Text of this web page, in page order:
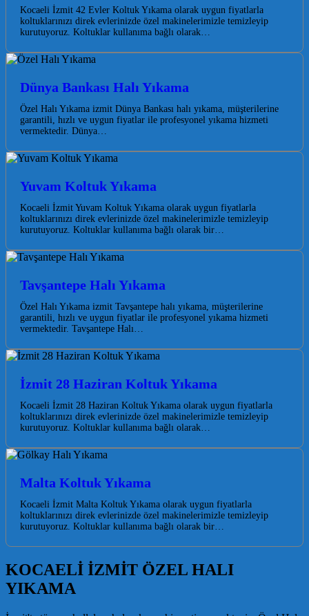
Kocaeli İzmit 42 Evler Koltuk Yıkama olarak uygun fiyatlarla
koltuklarınızı direk evlerinizde özel makinelerimizle temizleyip
kurutuyoruz. Koltuklar kullanıma bağlı olarak…
Dünya Bankası Halı Yıkama
Özel Halı Yıkama izmit Dünya Bankası halı yıkama, müşterilerine
garantili, hızlı ve uygun fiyatlar ile profesyonel yıkama hizmeti
vermektedir. Dünya…
Yuvam Koltuk Yıkama
Kocaeli İzmit Yuvam Koltuk Yıkama olarak uygun fiyatlarla
koltuklarınızı direk evlerinizde özel makinelerimizle temizleyip
kurutuyoruz. Koltuklar kullanıma bağlı olarak bir…
Tavşantepe Halı Yıkama
Özel Halı Yıkama izmit Tavşantepe halı yıkama, müşterilerine
garantili, hızlı ve uygun fiyatlar ile profesyonel yıkama hizmeti
vermektedir. Tavşantepe Halı…
İzmit 28 Haziran Koltuk Yıkama
Kocaeli İzmit 28 Haziran Koltuk Yıkama olarak uygun fiyatlarla
koltuklarınızı direk evlerinizde özel makinelerimizle temizleyip
kurutuyoruz. Koltuklar kullanıma bağlı olarak…
Malta Koltuk Yıkama
Kocaeli İzmit Malta Koltuk Yıkama olarak uygun fiyatlarla
koltuklarınızı direk evlerinizde özel makinelerimizle temizleyip
kurutuyoruz. Koltuklar kullanıma bağlı olarak bir…
KOCAELİ İZMİT ÖZEL HALI
YIKAMA